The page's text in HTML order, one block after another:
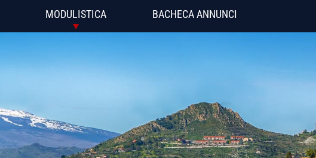
MODULISTICA BACHECA ANNUNCI